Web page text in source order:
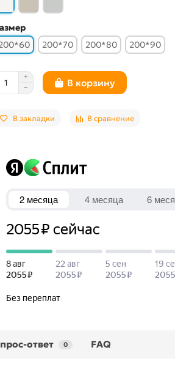
200*70 200*80 200*90
В корзину
В закладки В сравнение
ответ 0 FAQ